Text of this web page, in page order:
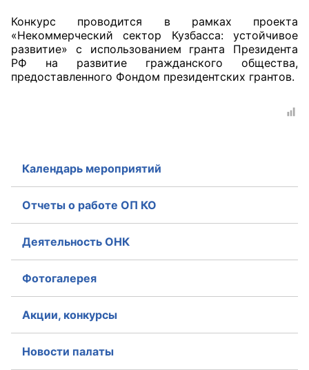
Конкурс проводится в рамках проекта
«Некоммерческий сектор Кузбасса: устойчивое
развитие» с использованием гранта Президента
РФ на развитие гражданского общества,
предоставленного Фондом президентских грантов.
Календарь мероприятий
Отчеты о работе ОП КО
Деятельность ОНК
Фотогалерея
Акции, конкурсы
Новости палаты